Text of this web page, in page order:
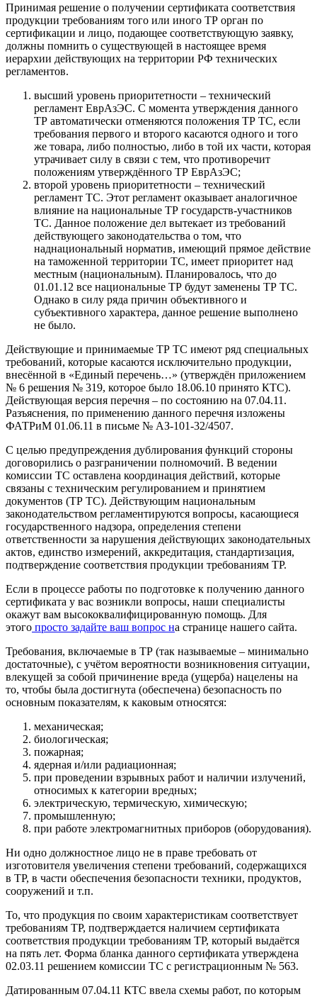
Принимая решение о получении сертификата соответствия
продукции требованиям того или иного ТР орган по
сертификации и лицо, подающее соответствующую заявку,
должны помнить о существующей в настоящее время
иерархии действующих на территории РФ технических
регламентов.
высший уровень приоритетности – технический
регламент ЕврАзЭС. С момента утверждения данного
ТР автоматически отменяются положения ТР ТС, если
требования первого и второго касаются одного и того
же товара, либо полностью, либо в той их части, которая
утрачивает силу в связи с тем, что противоречит
положениям утверждённого ТР ЕврАзЭС;
второй уровень приоритетности – технический
регламент ТС. Этот регламент оказывает аналогичное
влияние на национальные ТР государств-участников
ТС. Данное положение дел вытекает из требований
действующего законодательства о том, что
наднациональный норматив, имеющий прямое действие
на таможенной территории ТС, имеет приоритет над
местным (национальным). Планировалось, что до
01.01.12 все национальные ТР будут заменены ТР ТС.
Однако в силу ряда причин объективного и
субъективного характера, данное решение выполнено
не было.
Действующие и принимаемые ТР ТС имеют ряд специальных
требований, которые касаются исключительно продукции,
внесённой в «Единый перечень…» (утверждён приложением
№ 6 решения № 319, которое было 18.06.10 принято КТС).
Действующая версия перечня – по состоянию на 07.04.11.
Разъяснения, по применению данного перечня изложены
ФАТРиМ 01.06.11 в письме № АЗ-101-32/4507.
С целью предупреждения дублирования функций стороны
договорились о разграничении полномочий. В ведении
комиссии ТС оставлена координация действий, которые
связаны с техническим регулированием и принятием
документов (ТР ТС). Действующим национальным
законодательством регламентируются вопросы, касающиеся
государственного надзора, определения степени
ответственности за нарушения действующих законодательных
актов, единство измерений, аккредитация, стандартизация,
подтверждение соответствия продукции требованиям ТР.
Если в процессе работы по подготовке к получению данного
сертификата у вас возникли вопросы, наши специалисты
окажут вам высококвалифицированную помощь. Для
этого просто задайте ваш вопрос на странице нашего сайта.
Требования, включаемые в ТР (так называемые – минимально
достаточные), с учётом вероятности возникновения ситуации,
влекущей за собой причинение вреда (ущерба) нацелены на
то, чтобы была достигнута (обеспечена) безопасность по
основным показателям, к каковым относятся:
механическая;
биологическая;
пожарная;
ядерная и/или радиационная;
при проведении взрывных работ и наличии излучений,
относимых к категории вредных;
электрическую, термическую, химическую;
промышленную;
при работе электромагнитных приборов (оборудования).
Ни одно должностное лицо не в праве требовать от
изготовителя увеличения степени требований, содержащихся
в ТР, в части обеспечения безопасности техники, продуктов,
сооружений и т.п.
То, что продукция по своим характеристикам соответствует
требованиям ТР, подтверждается наличием сертификата
соответствия продукции требованиям ТР, который выдаётся
на пять лет. Форма бланка данного сертификата утверждена
02.03.11 решением комиссии ТС с регистрационным № 563.
Датированным 07.04.11 КТС ввела схемы работ, по которым